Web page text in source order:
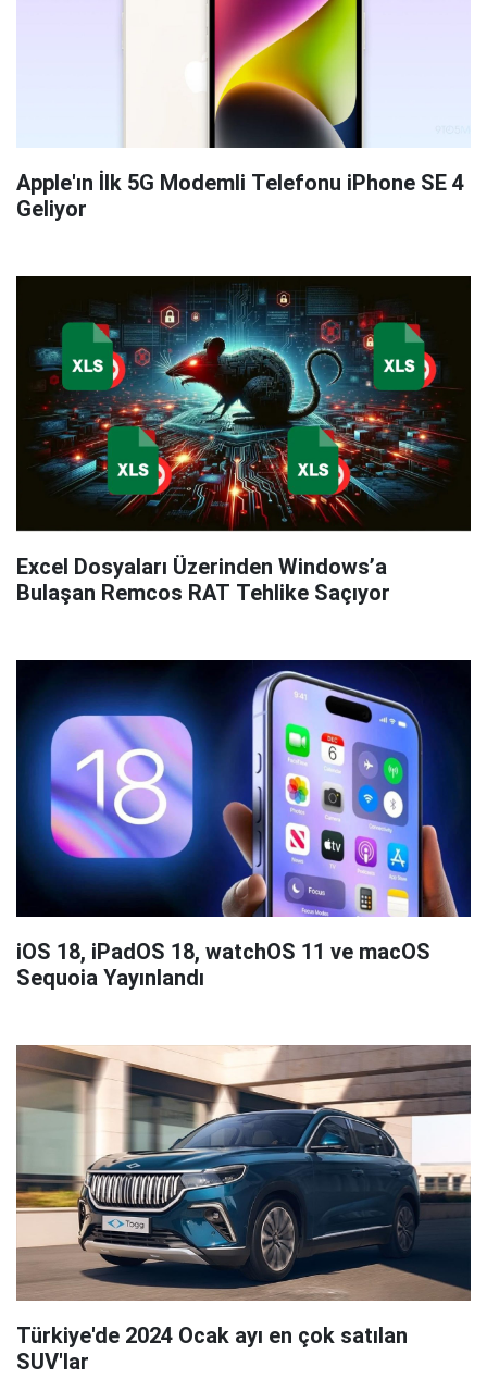
Apple'ın İlk 5G Modemli Telefonu iPhone SE 4
Geliyor
Excel Dosyaları Üzerinden Windows’a
Bulaşan Remcos RAT Tehlike Saçıyor
iOS 18, iPadOS 18, watchOS 11 ve macOS
Sequoia Yayınlandı
Türkiye'de 2024 Ocak ayı en çok satılan
SUV'lar